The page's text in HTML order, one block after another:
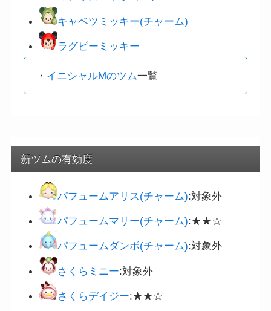
キャベツミッキー(チャーム)
ラグビーミッキー
・ イニシャルMのツム一覧
新ツムの有効度
パフュームアリス(チャーム):対象外
パフュームマリー(チャーム):★★☆
パフュームダンボ(チャーム):対象外
さくらミニー:対象外
さくらデイジー:★★☆